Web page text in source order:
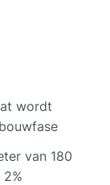
wordt
van 180